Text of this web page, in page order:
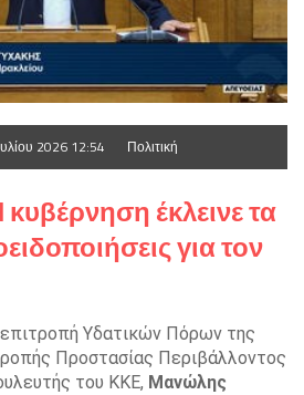
2026 12:54 Πολιτική
έκλεινε τα
για τον
Υδατικών Πόρων της
Προστασίας Περιβάλλοντος
του ΚΚΕ, Μανώλης